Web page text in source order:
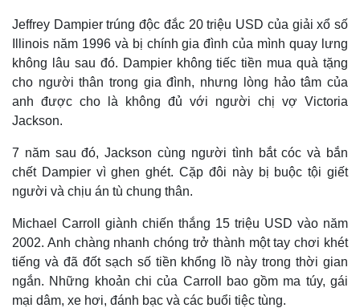
Khởi nghiệp
Thị trường
Tiêu dùng
Tỷ giá
Chứng khoán
Jeffrey Dampier trúng độc đắc 20 triệu USD của giải xổ số
Illinois năm 1996 và bị chính gia đình của mình quay lưng
không lâu sau đó. Dampier không tiếc tiền mua quà tặng
cho người thân trong gia đình, nhưng lòng hảo tâm của
anh được cho là không đủ với người chị vợ Victoria
Jackson.
7 năm sau đó, Jackson cùng người tình bắt cóc và bắn
chết Dampier vì ghen ghét. Cặp đôi này bị buộc tội giết
người và chịu án tù chung thân.
Michael Carroll giành chiến thắng 15 triệu USD vào năm
2002. Anh chàng nhanh chóng trở thành một tay chơi khét
tiếng và đã đốt sạch số tiền khổng lồ này trong thời gian
ngắn. Những khoản chi của Carroll bao gồm ma túy, gái
mại dâm, xe hơi, đánh bạc và các buổi tiệc tùng.